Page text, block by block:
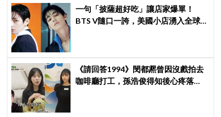
一句「披薩超好吃」讓店家爆單！
BTS V隨口一誇，美國小店湧入全球
《請回答1994》閔都凞曾因沒戲拍去
咖啡廳打工，孫浩俊得知後心疼落